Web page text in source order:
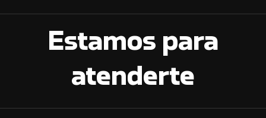
Estamos para
atenderte